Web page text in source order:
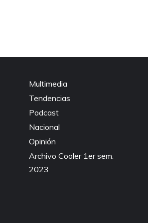
Multimedia
Tendencias
Podcast
Nacional
Opinión
Archivo Cooler 1er sem.
2023